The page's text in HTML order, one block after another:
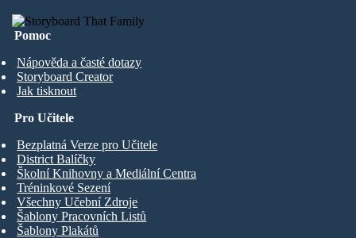
Pomoc
Nápověda a časté dotazy
Storyboard Creator
Jak tisknout
Pro Učitele
Bezplatná Verze pro Učitele
District Balíčky
Školní Knihovny a Mediální Centra
Tréninkové Sezení
Všechny Učební Zdroje
Šablony Pracovních Listů
Šablony Plakátů